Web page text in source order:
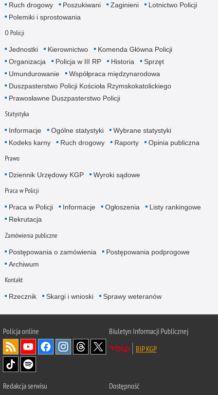
Ruch drogowy
Poszukiwani Zaginieni
Lotnictwo Policji
Polemiki i sprostowania
O Policji
Jednostki Kierownictwo
Komenda Główna Policji
Organizacja
Policja w III RP Historia
Sprzęt
Umundurowanie
Współpraca międzynarodowa
Duszpasterstwo Policji Kościoła Rzymskokatolickiego
Prawosławne Duszpasterstwo Policji
Statystyka
Informacje Ogólne statystyki
Wybrane statystyki
Kodeks karny
Ruch drogowy Raporty Opinia publiczna
Prawo
Dziennik Urzędowy KGP Wyroki sądowe
Praca w Policji
Praca w Policji Informacje Ogłoszenia
Listy rankingowe
Rekrutacja
Zamówienia publiczne
Postępowania o zamówienia
Postępowania podprogowe
Archiwum
Kontakt
Rzecznik Skargi i wnioski Sprawy weteranów
Policjaonline
Biuletyn Informacji Publicznej
BIP KGP
Redakcja serwisu Dostępność